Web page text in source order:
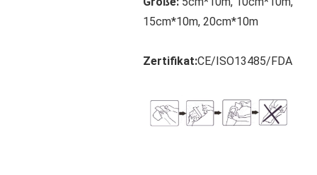
15cm*10m, 20cm*10m
Zertifikat:CE/ISO13485/FDA